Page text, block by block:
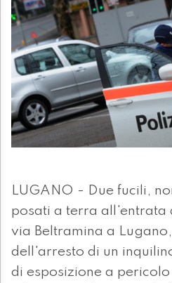
LUGANO - Due fucili,
posati a terra all'entrata
via Beltramina a
dell'arresto di un
di esposizione a